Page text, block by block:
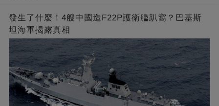
發生了什麼！4艘中國造F22P護衛艦趴窩？巴基斯
坦海軍揭露真相